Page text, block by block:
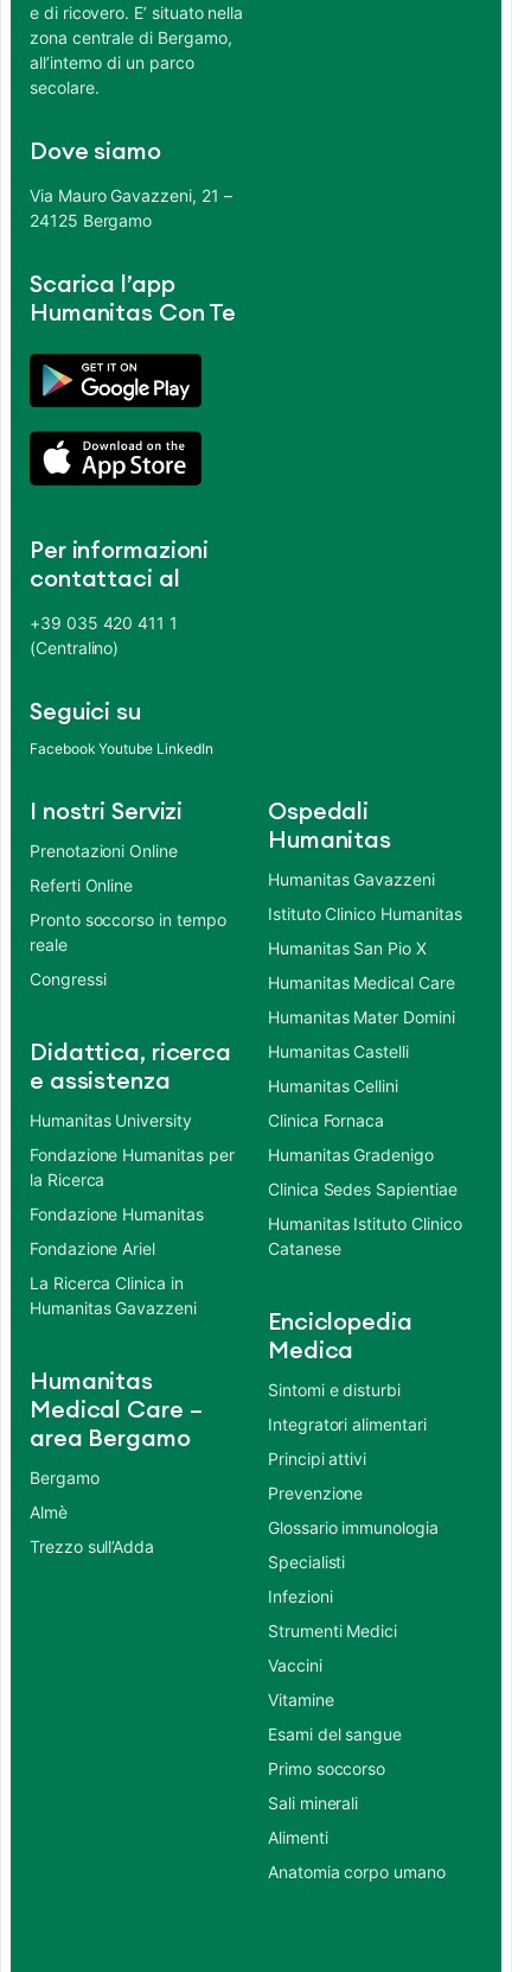
e di ricovero. E’ situato nella
zona centrale di Bergamo,
all’interno di un parco
secolare.
Dove siamo
Via Mauro Gavazzeni, 21 –
24125 Bergamo
Scarica l’app
Humanitas Con Te
Per informazioni
contattaci al
+39 035 420 411 1
(Centralino)
Seguici su
Facebook Youtube LinkedIn
I nostri Servizi
Prenotazioni Online
Referti Online
Pronto soccorso in tempo
reale
Congressi
Didattica, ricerca
e assistenza
Humanitas University
Fondazione Humanitas per
la Ricerca
Fondazione Humanitas
Fondazione Ariel
La Ricerca Clinica in
Humanitas Gavazzeni
Humanitas
Medical Care –
area Bergamo
Bergamo
Almè
Trezzo sull’Adda
Ospedali
Humanitas
Humanitas Gavazzeni
Istituto Clinico Humanitas
Humanitas San Pio X
Humanitas Medical Care
Humanitas Mater Domini
Humanitas Castelli
Humanitas Cellini
Clinica Fornaca
Humanitas Gradenigo
Clinica Sedes Sapientiae
Humanitas Istituto Clinico
Catanese
Enciclopedia
Medica
Sintomi e disturbi
Integratori alimentari
Principi attivi
Prevenzione
Glossario immunologia
Specialisti
Infezioni
Strumenti Medici
Vaccini
Vitamine
Esami del sangue
Primo soccorso
Sali minerali
Alimenti
Anatomia corpo umano